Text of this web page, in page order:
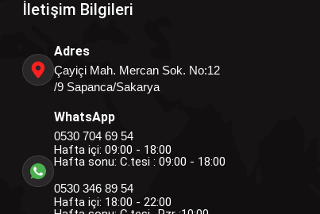
İletişim Bilgileri
Adres
Çayiçi Mah. Mercan Sok. No:12
/9 Sapanca/Sakarya
WhatsApp
0530 704 69 54
Hafta içi: 09:00 - 18:00
Hafta sonu: C.tesi : 09:00 - 18:00
0530 346 89 54
Hafta içi: 18:00 - 22:00